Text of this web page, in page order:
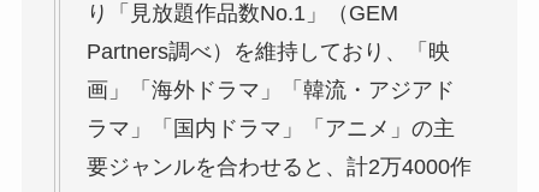
り「見放題作品数No.1」（GEM
Partners調べ）を維持しており、「映
画」「海外ドラマ」「韓流・アジアド
ラマ」「国内ドラマ」「アニメ」の主
要ジャンルを合わせると、計2万4000作